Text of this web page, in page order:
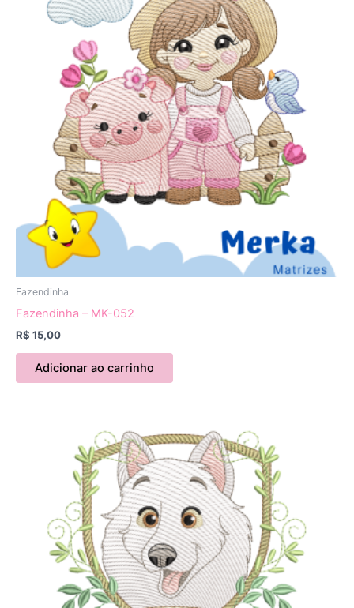
Fazendinha
Fazendinha – MK-052
R$ 15,00
Adicionar ao carrinho